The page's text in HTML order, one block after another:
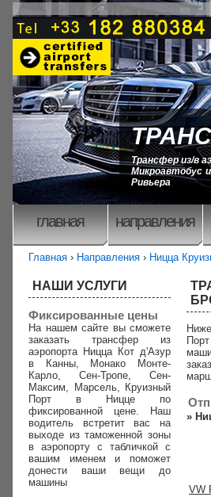
Трансфер из/в
Микроавтобус
Ривьера
главная направления
Главная › Направления › Ницца
»
VW
НАШИ УСЛУГИ
Фиксированные цены
На нашем сайте вы сможете
заказать трансфер из
аэропорта Ницца Кот д'Азур
в Канны, Монако Монте-
Карло, Сен-Тропе, Сен-
Максим, Марсель, Круизный
Порт в Ницце по
фиксированной цене. Наш
водитель встретит вас на
выходе из таможенной зоны
в аэропорту с табличкой с
вашим именем и поможет
донести ваши вещи до
машины